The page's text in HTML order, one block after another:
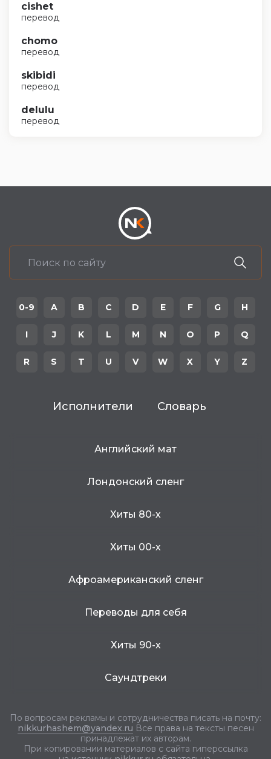
cishet
перевод
chomo
перевод
skibidi
перевод
delulu
перевод
0-9 A B C D E F G H
I J K L M N O P Q
R S T U V W X Y Z
Исполнители Словарь
Английский мат
Лондонский сленг
Хиты 80-х
Хиты 00-х
Афроамериканский сленг
Переводы для себя
Хиты 90-х
Саундтреки
По вопросам рекламы и сотрудничества писать на почту:
nikkurhashem@yandex.ru Все права на тексты песен
принадлежат их авторам.
При копировании материалов с сайта гиперссылка